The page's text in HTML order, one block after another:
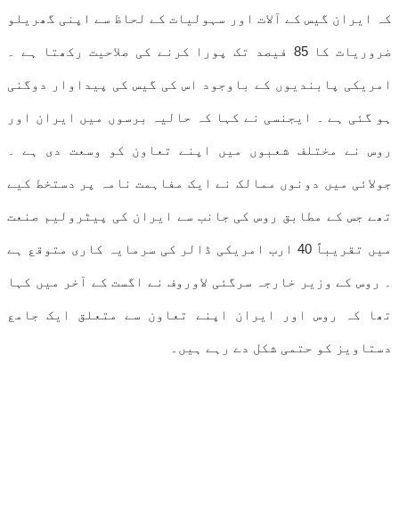
کہ ایران گیس کے آلات اور سہولیات کے لحاظ سے اپنی گھریلو
ضروریات کا 85 فیصد تک پورا کرنے کی صلاحیت رکھتا ہے ۔
امریکی پابندیوں کے باوجود اس کی گیس کی پیداوار دوگنی
ہو گئی ہے ۔ ایجنسی نے کہا کہ حالیہ برسوں میں ایران اور
روس نے مختلف شعبوں میں اپنے تعاون کو وسعت دی ہے ۔
جولائی میں دونوں ممالک نے ایک مفاہمت نامہ پر دستخط کیے
تھے جس کے مطابق روس کی جانب سے ایران کی پیٹرولیم صنعت
میں تقریباً 40 ارب امریکی ڈالر کی سرمایہ کاری متوقع ہے
۔ روس کے وزیر خارجہ سرگئی لاوروف نے اگست کے آخر میں کہا
تھا کہ روس اور ایران اپنے تعاون سے متعلق ایک جامع
دستاویز کو حتمی شکل دے رہے ہیں۔